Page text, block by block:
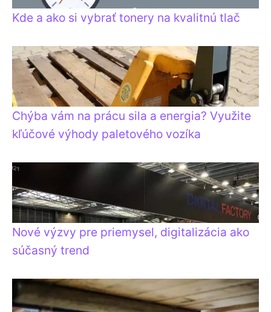
Kde a ako si vybrať tonery na kvalitnú tlač
Chýba vám na prácu sila a energia? Využite
kľúčové výhody paletového vozíka
Nové výzvy pre priemysel, digitalizácia ako
súčasný trend